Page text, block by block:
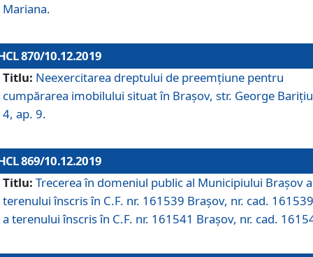
Mariana.
870/10.12.2019
Titlu: Neexercitarea dreptului de preemţiune pentru
cumpărarea imobilului situat în Braşov, str. George
4, ap. 9.
869/10.12.2019
Titlu: Trecerea în domeniul public al Municipiului Braşov a
terenului înscris în C.F. nr. 161539 Brașov, nr. cad.
a terenului înscris în C.F. nr. 161541 Brașov, nr. cad.